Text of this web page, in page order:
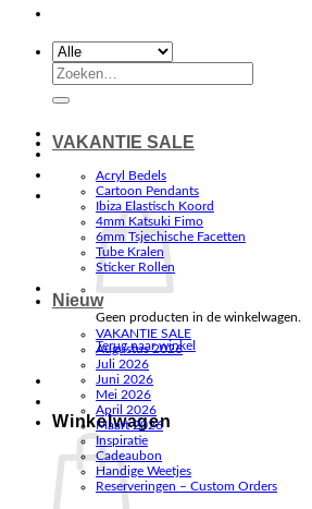
Zoeken
Geen producten in de winkelwagen.
Terug naar winkel
Winkelwagen
VAKANTIE SALE
Acryl Bedels
Cartoon Pendants
Ibiza Elastisch Koord
4mm Katsuki Fimo
6mm Tsjechische Facetten
Tube Kralen
Sticker Rollen
Nieuw
VAKANTIE SALE
Augustus 2026
Juli 2026
Juni 2026
Mei 2026
April 2026
Maart 2026
Inspiratie
Cadeaubon
Handige Weetjes
Reserveringen – Custom Orders